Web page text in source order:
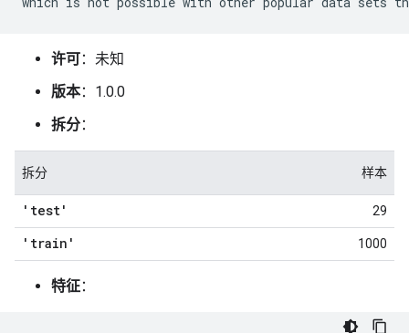
许可：未知
版本：1.0.0
拆分：
拆分 样本
'test' 29
'train' 1000
特征：